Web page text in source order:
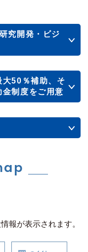
究開発・ビジ
大50％補助、そ
制度をご用意
報が表示されます。